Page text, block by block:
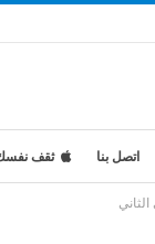
اتصل بنا ثقف